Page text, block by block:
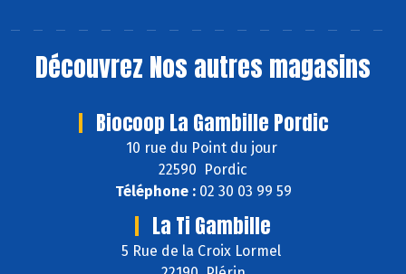
Découvrez Nos autres magasins
Biocoop La Gambille Pordic
10 rue du Point du jour
22590 Pordic
Téléphone :02 30 03 99 59
La Ti Gambille
5 Rue de la Croix Lormel